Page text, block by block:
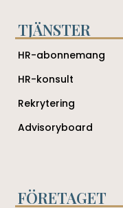
TJÄNSTER
HR-abonnemang
HR-konsult
Rekrytering
Advisoryboard
FÖRETAGET